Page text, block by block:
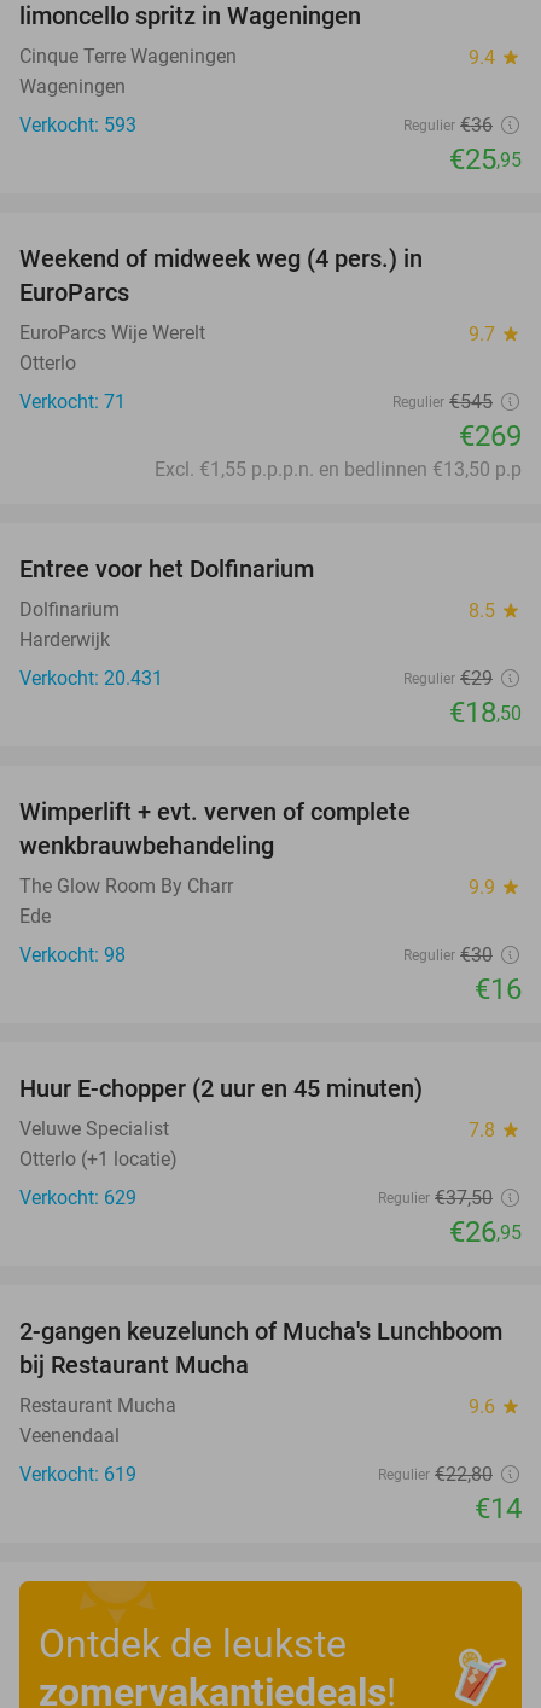
limoncello spritz in Wageningen
Cinque Terre Wageningen 9.4 star
Wageningen
Verkocht: 593
Regulier €36
€25,95
Weekend of midweek weg (4 pers.) in
EuroParcs
EuroParcs Wije Werelt 9.7 star
Otterlo
Verkocht: 71
Regulier €545
€269
Excl. €1,55 p.p.p.n. en bedlinnen €13,50 p.p
Entree voor het Dolfinarium
Dolfinarium 8.5 star
Harderwijk
Verkocht: 20.431
Regulier €29
€18,50
Wimperlift + evt. verven of complete
wenkbrauwbehandeling
The Glow Room By Charr 9.9 star
Ede
Verkocht: 98
Regulier €30
€16
Huur E-chopper (2 uur en 45 minuten)
Veluwe Specialist 7.8 star
Otterlo (+1 locatie)
Verkocht: 629
Regulier €37,50
€26,95
39%
2-gangen keuzelunch of Mucha's Lunchboom
bij Restaurant Mucha
Restaurant Mucha 9.6 star
Veenendaal
Verkocht: 619
Regulier €22,80
€14
Ontdek de leukste
zomervakantiedeals!